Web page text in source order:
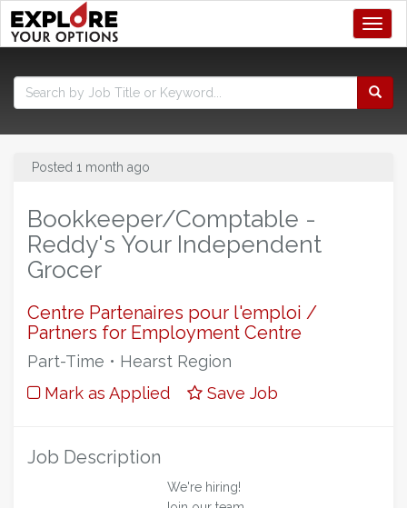
Posted 1 month ago
Bookkeeper/Comptable -
Reddy's Your Independent
Grocer
Centre Partenaires pour l'emploi /
Partners for Employment Centre
Part-Time • Hearst Region
Mark as Applied
Save Job
Job Description
We're hiring!